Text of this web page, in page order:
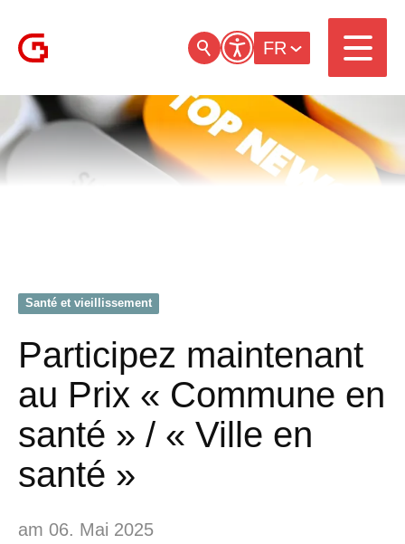
FR
Santé et vieillissement
Participez maintenant
au Prix « Commune en
santé » / « Ville en
santé »
am 06. Mai 2025